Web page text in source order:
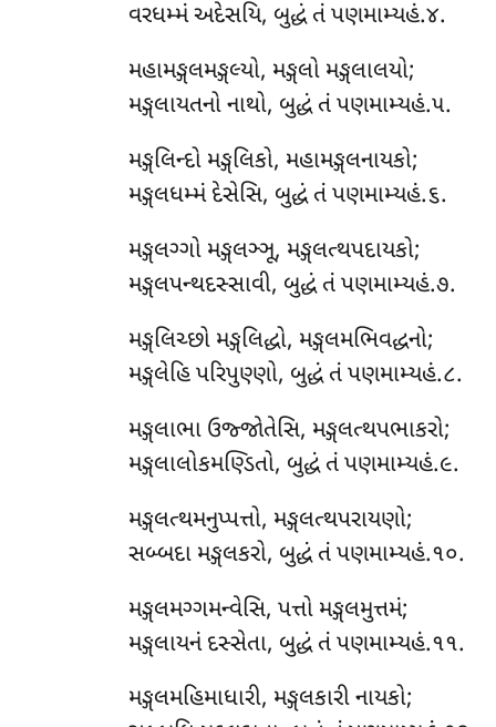
વરધમ્મં અદેસયિ, બુદ્ધં તં પણમામ્યહં.૪.
મહામઙ્ગલમઙ્ગલ્યો, મઙ્ગલો મઙ્ગલાલયો;
મઙ્ગલાયતનો નાથો, બુદ્ધં તં પણમામ્યહં.૫.
મઙ્ગલિન્દો મઙ્ગલિકો, મહામઙ્ગલનાયકો;
મઙ્ગલધમ્મં દેસેસિ, બુદ્ધં તં પણમામ્યહં.૬.
મઙ્ગલગ્ગો મઙ્ગલઞ્ઞૂ, મઙ્ગલત્થપદાયકો;
મઙ્ગલપન્થદસ્સાવી, બુદ્ધં તં પણમામ્યહં.૭.
મઙ્ગલિચ્છો મઙ્ગલિદ્ધો, મઙ્ગલમભિવદ્ધનો;
મઙ્ગલેહિ પરિપુણ્ણો, બુદ્ધં તં પણમામ્યહં.૮.
મઙ્ગલાભા ઉજ્જોતેસિ, મઙ્ગલત્થપભાકરો;
મઙ્ગલાલોકમણ્ડિતો, બુદ્ધં તં પણમામ્યહં.૯.
મઙ્ગલત્થમનુપ્પત્તો, મઙ્ગલત્થપરાયણો;
સબ્બદા મઙ્ગલકરો, બુદ્ધં તં પણમામ્યહં.૧૦.
મઙ્ગલમગ્ગમન્વેસિ, પત્તો મઙ્ગલમુત્તમં;
મઙ્ગલાયનં દસ્સેતા, બુદ્ધં તં પણમામ્યહં.૧૧.
મઙ્ગલમહિમાધારી, મઙ્ગલકારી નાયકો;